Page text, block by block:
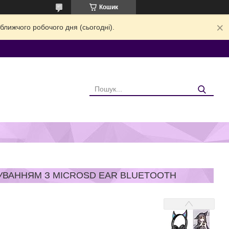
Кошик
робочого дня (сьогодні).
З MICROSD EAR BLUETOOTH